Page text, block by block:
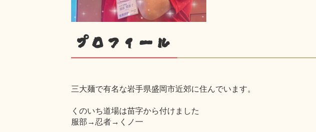
プロフィール
三大麺で有名な岩手県盛岡市近郊に住んでいます。
くのいち道場は苗字から付けました
服部→忍者→くノ一